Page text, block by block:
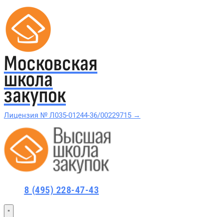
Московская
школа
закупок
Лицензия № Л035-01244-36/00229715 →
Проверить в реестре Рособрнадзора →
Курсы по 44-ФЗ
8 (495) 228-47-43